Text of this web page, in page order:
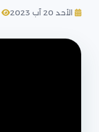
الأحد 20 آب 2023